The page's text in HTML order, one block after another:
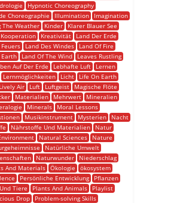
Hypnotic Choreography
Choreographie
Illumination
Imagination
The Weather
Kinder
Klarer Blauer See
Kooperation Kreativität
Land Der Erde
Land Des Windes
Land Of Fire
Earth
Land Of The Wind
Leaves Rustling
Auf Der Erde Lebhafte Luft
Lernen
Lernmöglichkeiten Licht
Life On Earth
Lively Air Luft Luftgeist
Magische Flöte
Materialien Mehrwert
Mineralien
Minerals
Moral Lessons
Musikinstrument Mysterien
Nacht
Nährstoffe Und Materialien
Natur
Natural Sciences
Nature
Natürliche Umwelt
Naturwunder
Niederschlag
And Materials
Ökologie
ökosystem
Persönliche Entwicklung
Pflanzen
Tiere
Plants And Animals
Playlist
Drop
Problem-solving Skills